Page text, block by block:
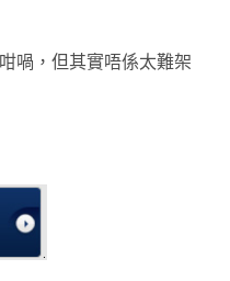
喎，但其實唔係太難架